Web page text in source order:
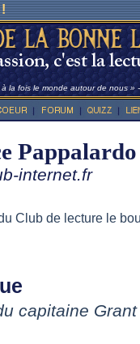
la fois le monde autour de nous »
Pappalardo
internet.fr
Club de lecture le
capitaine